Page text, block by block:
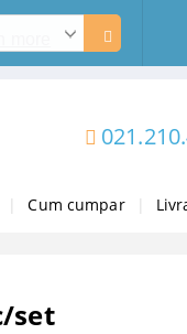
Cum cumpar
set